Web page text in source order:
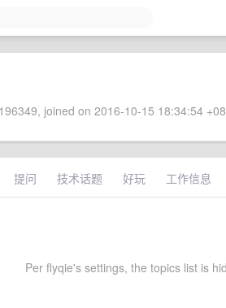
joined on 2016-10-15 18:34:54
提问 技术话题 好玩 工作信息
Per flyqie's settings, the topics list is